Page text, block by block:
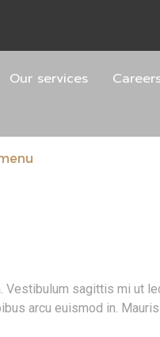
Our services
sagittis mi ut
arcu euismod in.